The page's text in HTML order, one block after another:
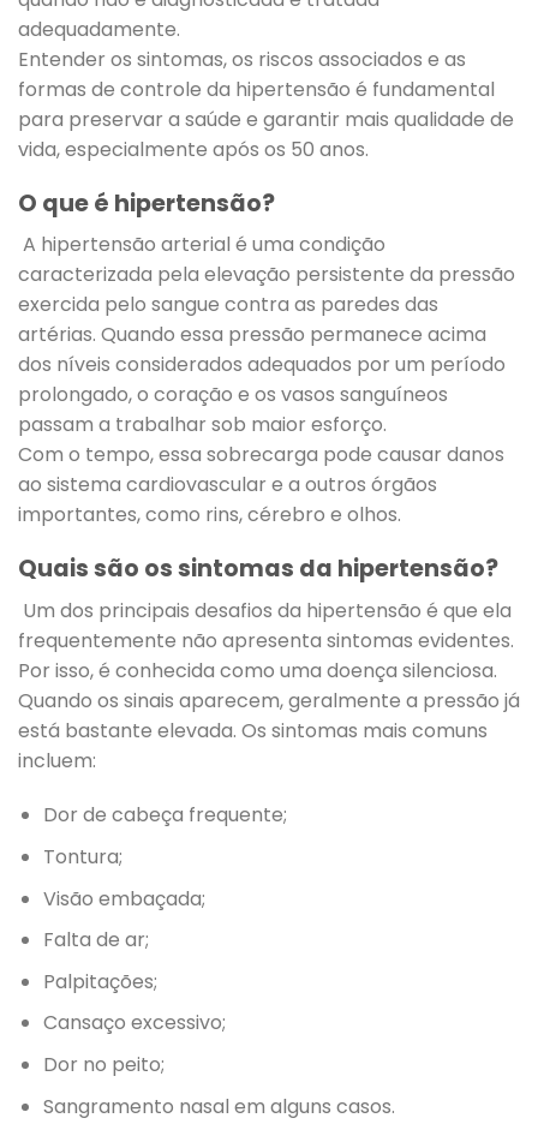
adequadamente.
Entender os sintomas, os riscos associados e as
formas de controle da hipertensão é fundamental
para preservar a saúde e garantir mais qualidade de
vida, especialmente após os 50 anos.
O que é hipertensão?
A hipertensão arterial é uma condição
caracterizada pela elevação persistente da pressão
exercida pelo sangue contra as paredes das
artérias. Quando essa pressão permanece acima
dos níveis considerados adequados por um período
prolongado, o coração e os vasos sanguíneos
passam a trabalhar sob maior esforço.
Com o tempo, essa sobrecarga pode causar danos
ao sistema cardiovascular e a outros órgãos
importantes, como rins, cérebro e olhos.
Quais são os sintomas da hipertensão?
Um dos principais desafios da hipertensão é que ela
frequentemente não apresenta sintomas evidentes.
Por isso, é conhecida como uma doença silenciosa.
Quando os sinais aparecem, geralmente a pressão já
está bastante elevada. Os sintomas mais comuns
incluem:
Dor de cabeça frequente;
Tontura;
Visão embaçada;
Falta de ar;
Palpitações;
Cansaço excessivo;
Dor no peito;
Sangramento nasal em alguns casos.